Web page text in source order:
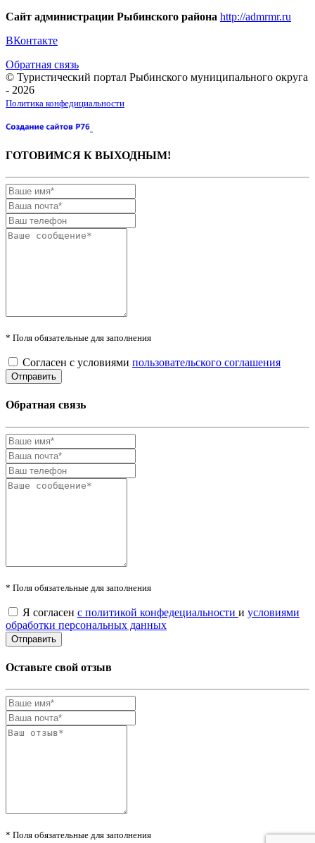
Сайт администрации Рыбинского района http://admrmr.ru
ВКонтакте
Обратная связь
© Туристический портал Рыбинского муниципального округа
- 2026
Политика конфедициальности
ГОТОВИМСЯ К ВЫХОДНЫМ!
* Поля обязательные для заполнения
Согласен с условиями пользовательского соглашения
Обратная связь
* Поля обязательные для заполнения
Я согласен с политикой конфедециальности и условиями
обработки персональных данных
Оставьте свой отзыв
* Поля обязательные для заполнения